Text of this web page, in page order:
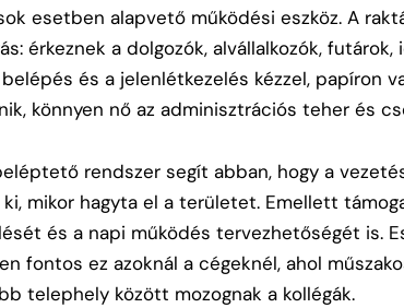
esetben alapvető működési eszköz. A
érkeznek a dolgozók, alvállalkozók, futárok,
és a jelenlétkezelés kézzel, papíron
könnyen nő az adminisztrációs teher és
rendszer segít abban, hogy a
mikor hagyta el a területet. Emellett
és a napi működés tervezhetőségét is.
fontos ez azoknál a cégeknél, ahol
telephely között mozognak a kollégák.